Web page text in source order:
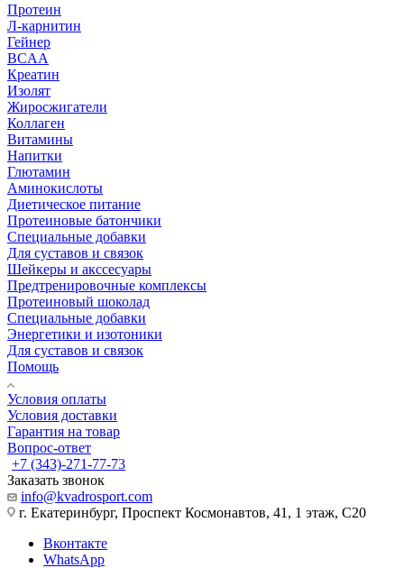
Протеин
Л-карнитин
Гейнер
BCAA
Креатин
Изолят
Жиросжигатели
Коллаген
Витамины
Напитки
Глютамин
Аминокислоты
Диетическое питание
Протеиновые батончики
Специальные добавки
Для суставов и связок
Шейкеры и акссесуары
Предтренировочные комплексы
Протеиновый шоколад
Специальные добавки
Энергетики и изотоники
Для суставов и связок
Помощь
Условия оплаты
Условия доставки
Гарантия на товар
Вопрос-ответ
+7 (343)-271-77-73
Заказать звонок
info@kvadrosport.com
г. Екатеринбург, Проспект Космонавтов, 41, 1 этаж, С20
Вконтакте
WhatsApp